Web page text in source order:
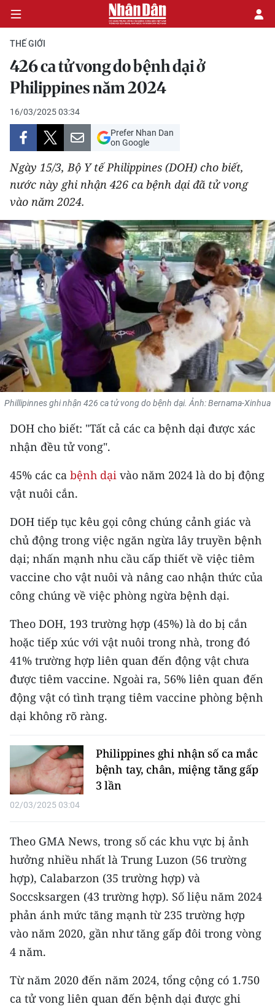
CHÍNH TRỊ
KINH TẾ
VĂN HÓA
XÃ HỘI
PHÁP LUẬT
DU LỊCH
THẾ GIỚI
THỂ THAO
GIÁO DỤC
Y TẾ
KHOA HỌC - CÔNG NGHỆ
MÔI TRƯỜNG
KIỂM CHỨNG THÔNG TIN
TRI THỨC CHUYÊN SÂU
54 DÂN TỘC VIỆT NAM
CHƯƠNG TRÌNH OCOP - MỖI XÃ
MỘT SẢN PHẨM
MEDIA CENTER
E-Magazine
Video
Media Chính trị
Media Kinh tế
Media Văn hóa
Media Xã hội
Media Du lịch
Media Thế giới
Media Thể thao
Media Giáo dục
Media Khoa học - Công nghệ
THẾ GIỚI
426 ca tử vong do bệnh dại ở
Philippines năm 2024
16/03/2025 03:34
Prefer Nhan Dan
on Google
Ngày 15/3, Bộ Y tế Philippines (DOH) cho biết,
nước này ghi nhận 426 ca bệnh dại đã tử vong
vào năm 2024.
Phillipinnes ghi nhận 426 ca tử vong do bệnh dại. Ảnh: Bernama-Xinhua
DOH cho biết: "Tất cả các ca bệnh dại được xác
nhận đều tử vong".
45% các ca bệnh dại vào năm 2024 là do bị động
vật nuôi cắn.
DOH tiếp tục kêu gọi công chúng cảnh giác và
chủ động trong việc ngăn ngừa lây truyền bệnh
dại; nhấn mạnh nhu cầu cấp thiết về việc tiêm
vaccine cho vật nuôi và nâng cao nhận thức của
công chúng về việc phòng ngừa bệnh dại.
Theo DOH, 193 trường hợp (45%) là do bị cắn
hoặc tiếp xúc với vật nuôi trong nhà, trong đó
41% trường hợp liên quan đến động vật chưa
được tiêm vaccine. Ngoài ra, 56% liên quan đến
động vật có tình trạng tiêm vaccine phòng bệnh
dại không rõ ràng.
Philippines ghi nhận số ca mắc
bệnh tay, chân, miệng tăng gấp
3 lần
02/03/2025 03:04
Theo GMA News, trong số các khu vực bị ảnh
hưởng nhiều nhất là Trung Luzon (56 trường
hợp), Calabarzon (35 trường hợp) và
Soccsksargen (43 trường hợp). Số liệu năm 2024
phản ánh mức tăng mạnh từ 235 trường hợp
vào năm 2020, gần như tăng gấp đôi trong vòng
4 năm.
Từ năm 2020 đến năm 2024, tổng cộng có 1.750
ca tử vong liên quan đến bệnh dại được ghi